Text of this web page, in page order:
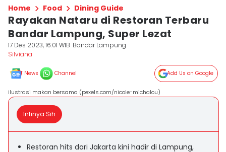
Home Food Dining Guide
Rayakan Nataru di Restoran Terbaru
Bandar Lampung, Super Lezat
17 Des 2023, 16:01 WIB Bandar Lampung
Silviana
News Channel Add Us on Google
ilustrasi makan bersama (pexels.com/nicole-michalou)
Intinya Sih
Restoran hits dari Jakarta kini hadir di Lampung,